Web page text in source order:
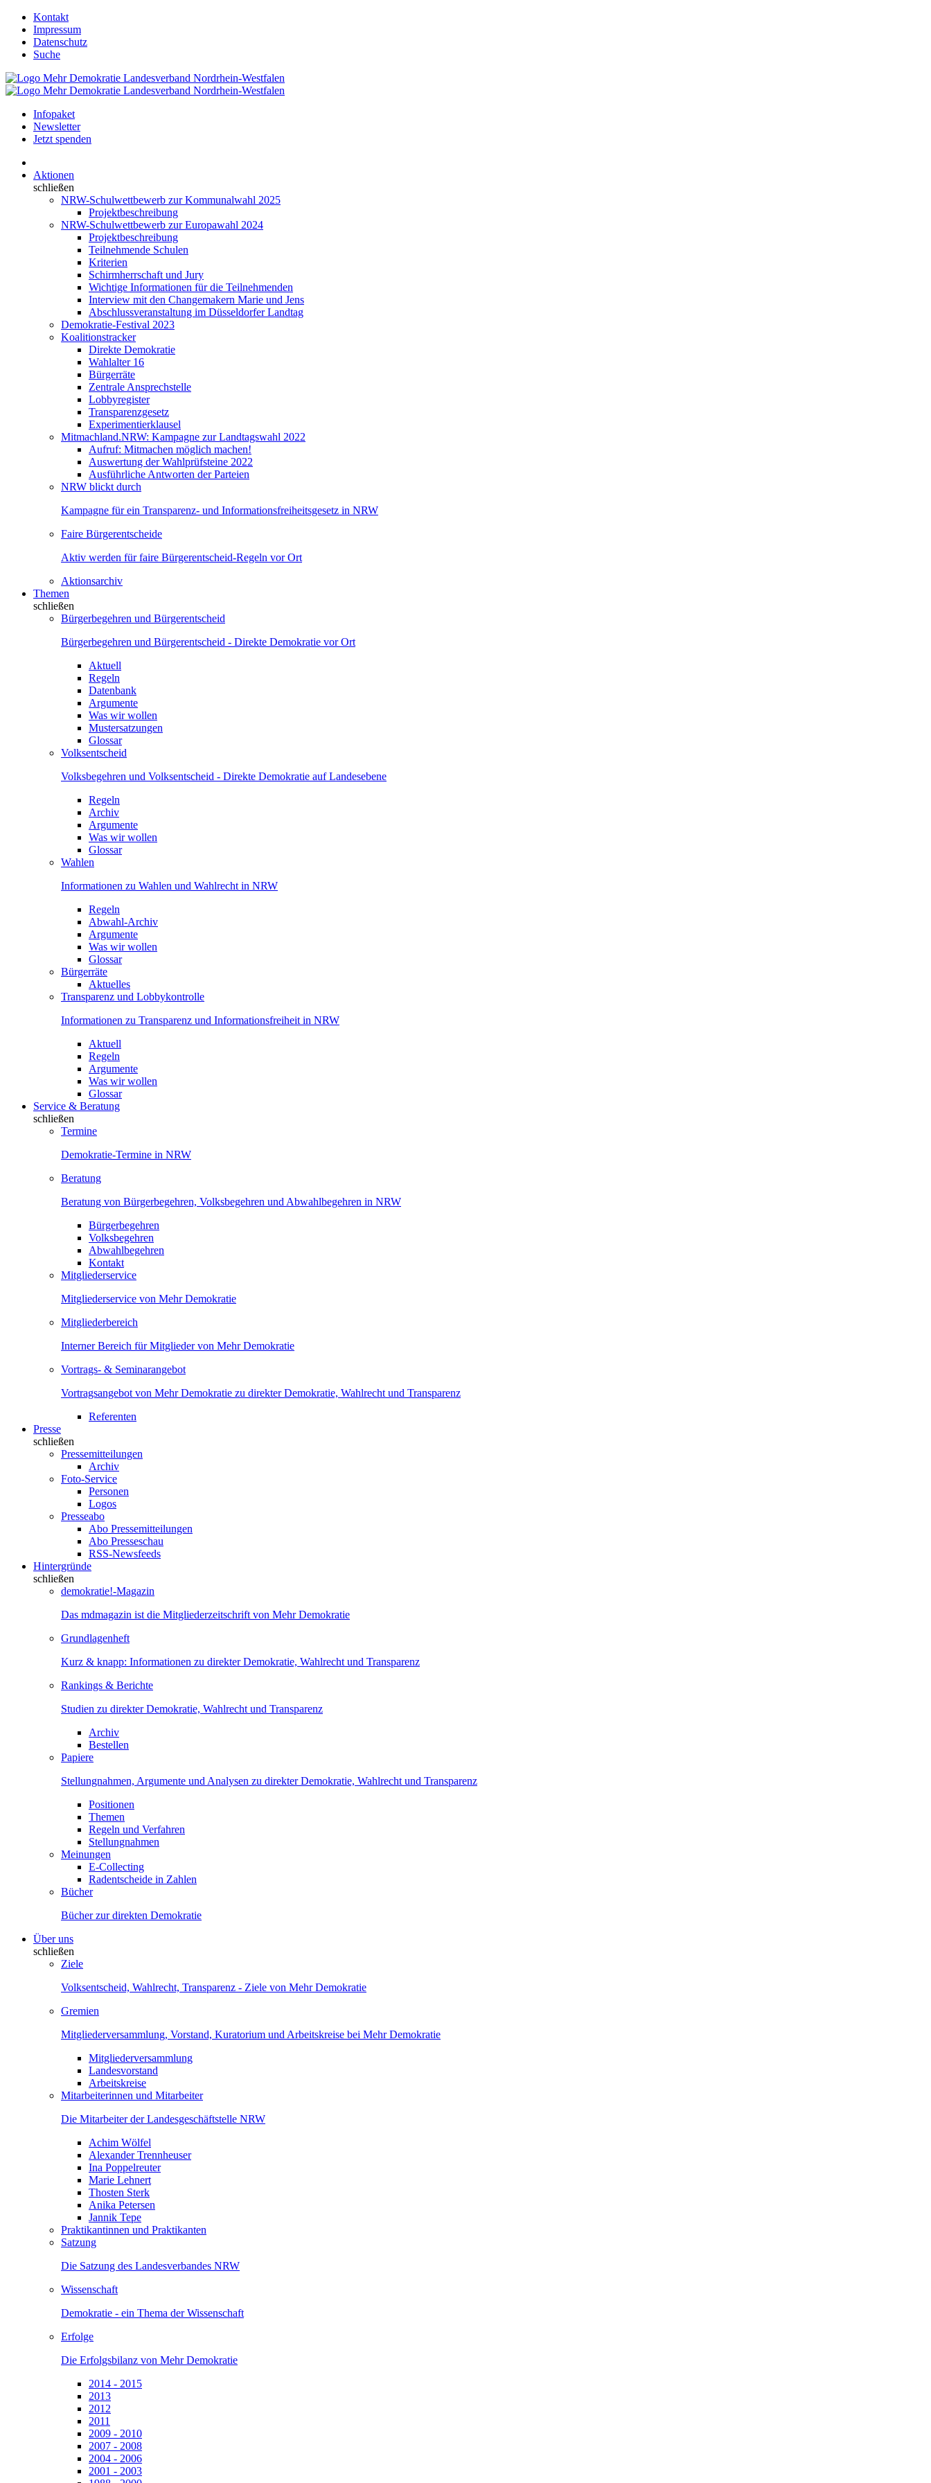
Kontakt
Impressum
Datenschutz
Suche
Infopaket
Newsletter
Jetzt spenden
Aktionen
schließen
NRW-Schulwettbewerb zur Kommunalwahl 2025
Projektbeschreibung
NRW-Schulwettbewerb zur Europawahl 2024
Projektbeschreibung
Teilnehmende Schulen
Kriterien
Schirmherrschaft und Jury
Wichtige Informationen für die Teilnehmenden
Interview mit den Changemakern Marie und Jens
Abschlussveranstaltung im Düsseldorfer Landtag
Demokratie-Festival 2023
Koalitionstracker
Direkte Demokratie
Wahlalter 16
Bürgerräte
Zentrale Ansprechstelle
Lobbyregister
Transparenzgesetz
Experimentierklausel
Mitmachland.NRW: Kampagne zur Landtagswahl 2022
Aufruf: Mitmachen möglich machen!
Auswertung der Wahlprüfsteine 2022
Ausführliche Antworten der Parteien
NRW blickt durch
Kampagne für ein Transparenz- und Informationsfreiheitsgesetz in NRW
Faire Bürgerentscheide
Aktiv werden für faire Bürgerentscheid-Regeln vor Ort
Aktionsarchiv
Themen
schließen
Bürgerbegehren und Bürgerentscheid
Bürgerbegehren und Bürgerentscheid - Direkte Demokratie vor Ort
Aktuell
Regeln
Datenbank
Argumente
Was wir wollen
Mustersatzungen
Glossar
Volksentscheid
Volksbegehren und Volksentscheid - Direkte Demokratie auf Landesebene
Regeln
Archiv
Argumente
Was wir wollen
Glossar
Wahlen
Informationen zu Wahlen und Wahlrecht in NRW
Regeln
Abwahl-Archiv
Argumente
Was wir wollen
Glossar
Bürgerräte
Aktuelles
Transparenz und Lobbykontrolle
Informationen zu Transparenz und Informationsfreiheit in NRW
Aktuell
Regeln
Argumente
Was wir wollen
Glossar
Service & Beratung
schließen
Termine
Demokratie-Termine in NRW
Beratung
Beratung von Bürgerbegehren, Volksbegehren und Abwahlbegehren in NRW
Bürgerbegehren
Volksbegehren
Abwahlbegehren
Kontakt
Mitgliederservice
Mitgliederservice von Mehr Demokratie
Mitgliederbereich
Interner Bereich für Mitglieder von Mehr Demokratie
Vortrags- & Seminarangebot
Vortragsangebot von Mehr Demokratie zu direkter Demokratie, Wahlrecht und Transparenz
Referenten
Presse
schließen
Pressemitteilungen
Archiv
Foto-Service
Personen
Logos
Presseabo
Abo Pressemitteilungen
Abo Presseschau
RSS-Newsfeeds
Hintergründe
schließen
demokratie!-Magazin
Das mdmagazin ist die Mitgliederzeitschrift von Mehr Demokratie
Grundlagenheft
Kurz & knapp: Informationen zu direkter Demokratie, Wahlrecht und Transparenz
Rankings & Berichte
Studien zu direkter Demokratie, Wahlrecht und Transparenz
Archiv
Bestellen
Papiere
Stellungnahmen, Argumente und Analysen zu direkter Demokratie, Wahlrecht und Transparenz
Positionen
Themen
Regeln und Verfahren
Stellungnahmen
Meinungen
E-Collecting
Radentscheide in Zahlen
Bücher
Bücher zur direkten Demokratie
Über uns
schließen
Ziele
Volksentscheid, Wahlrecht, Transparenz - Ziele von Mehr Demokratie
Gremien
Mitgliederversammlung, Vorstand, Kuratorium und Arbeitskreise bei Mehr Demokratie
Mitgliederversammlung
Landesvorstand
Arbeitskreise
Mitarbeiterinnen und Mitarbeiter
Die Mitarbeiter der Landesgeschäftstelle NRW
Achim Wölfel
Alexander Trennheuser
Ina Poppelreuter
Marie Lehnert
Thosten Sterk
Anika Petersen
Jannik Tepe
Praktikantinnen und Praktikanten
Satzung
Die Satzung des Landesverbandes NRW
Wissenschaft
Demokratie - ein Thema der Wissenschaft
Erfolge
Die Erfolgsbilanz von Mehr Demokratie
2014 - 2015
2013
2012
2011
2009 - 2010
2007 - 2008
2004 - 2006
2001 - 2003